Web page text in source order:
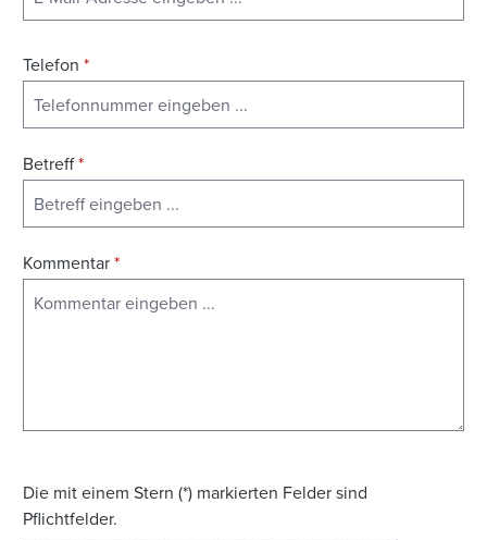
Telefon *
Betreff*
Kommentar*
Die mit einem Stern (*) markierten Felder sind
Pflichtfelder.